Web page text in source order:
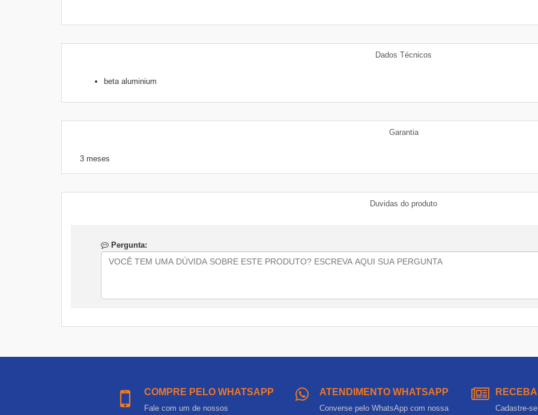
Dados Técnicos
beta aluminium
Garantia
3 meses
Duvidas do produto
Pergunta:
COMPRE PELO WHATSAPP
Fale com um de nossos
ATENDIMENTO WHATSAPP
Converse pelo WhatsApp com nossa
Cadastre-